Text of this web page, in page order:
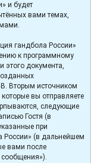
и будет
вами темах,
гандбола России»
к программному
этого документа,
Вторым источником
вы отправляете
следующие
Гостя (в
при
России» (в дальнейшем
вами после